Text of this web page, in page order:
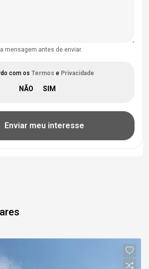
mensagem antes de enviar.
com os Termos e Privacidade
Enviar meu interesse